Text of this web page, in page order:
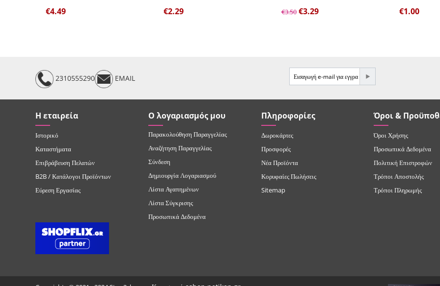
€4.49 €2.29 €3.50 €3.29 €1.00
2310555290 EMAIL
Η εταιρεία
Ιστορικό
Καταστήματα
Επιβράβευση Πελατών
B2B / Κατάλογοι Προϊόντων
Εύρεση Εργασίας
Ο λογαριασμός μου
Παρακολούθηση Παραγγελίας
Αναζήτηση Παραγγελίας
Σύνδεση
Δημιουργία Λογαριασμού
Λίστα Αγαπημένων
Λίστα Σύγκρισης
Προσωπικά Δεδομένα
Πληροφορίες
Δωροκάρτες
Προσφορές
Νέα Προϊόντα
Κορυφαίες Πωλήσεις
Sitemap
Όροι &
Όροι Χρήσης
Προσωπικά Δεδομένα
Πολιτική Επιστροφών
Τρόποι Αποστολής
Τρόποι Πληρωμής